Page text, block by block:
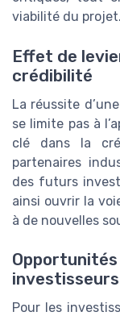
viabilité du projet.
Effet de
crédibilité
La réussite
se limite pas à
clé dans la
partenaires
des futurs
ainsi ouvrir la
à de nouvelles
Pour les